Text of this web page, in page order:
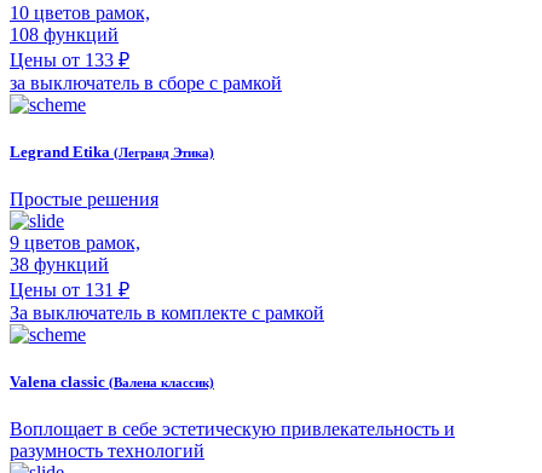
10 цветов рамок,
108 функций
Цены от 133 ₽
за выключатель в сборе с рамкой
Legrand Etika (Легранд Этика)
Простые решения
9 цветов рамок,
38 функций
Цены от 131 ₽
За выключатель в комплекте с рамкой
Valena classic (Валена классик)
Воплощает в себе эстетическую привлекательность и
разумность технологий